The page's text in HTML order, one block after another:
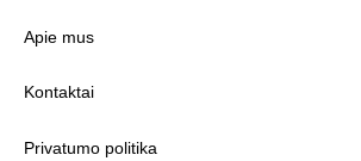
Apie mus
Kontaktai
Privatumo politika